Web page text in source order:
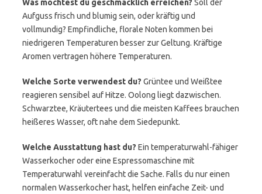
Was möchtest du geschmacklich erreichen? Soll der
Aufguss frisch und blumig sein, oder kräftig und
vollmundig? Empfindliche, florale Noten kommen bei
niedrigeren Temperaturen besser zur Geltung. Kräftige
Aromen vertragen höhere Temperaturen.
Welche Sorte verwendest du? Grüntee und Weißtee
reagieren sensibel auf Hitze. Oolong liegt dazwischen.
Schwarztee, Kräutertees und die meisten Kaffees brauchen
heißeres Wasser, oft nahe dem Siedepunkt.
Welche Ausstattung hast du? Ein temperaturwahl-fähiger
Wasserkocher oder eine Espressomaschine mit
Temperaturwahl vereinfacht die Sache. Falls du nur einen
normalen Wasserkocher hast, helfen einfache Zeit- und